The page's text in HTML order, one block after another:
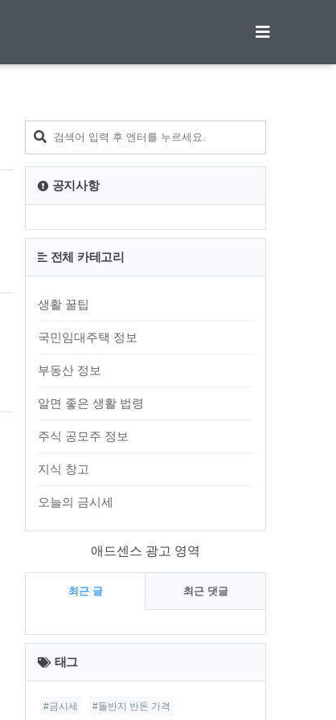
공지사항
전체 카테고리
생활 꿀팁
국민임대주택 정보
부동산 정보
알면 좋은 생활 법령
주식 공모주 정보
지식 창고
오늘의 금시세
애드센스 광고 영역
최근 글 최근 댓글
최
근
글
태그
#금시세 #돌반지 반돈 가격